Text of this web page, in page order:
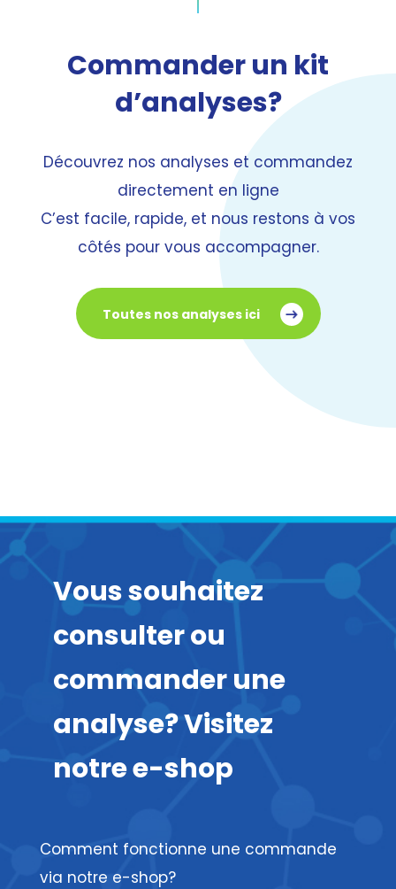
Commander un kit
d’analyses?
Découvrez nos analyses et commandez
directement en ligne
C’est facile, rapide, et nous restons à vos
côtés pour vous accompagner.
Toutes nos analyses ici
Vous souhaitez
consulter ou
commander une
analyse? Visitez
notre e-shop
Comment fonctionne une commande
via notre e-shop?